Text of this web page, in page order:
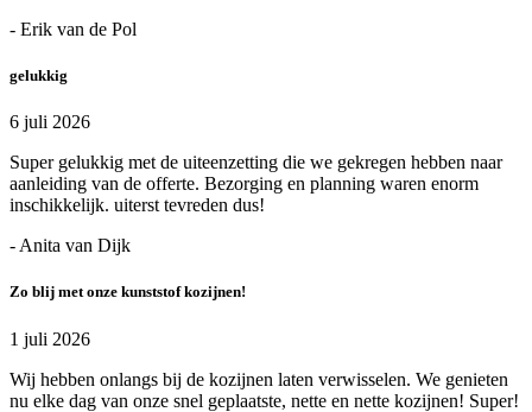
- Erik van de Pol
gelukkig
6 juli 2026
Super gelukkig met de uiteenzetting die we gekregen hebben naar
aanleiding van de offerte. Bezorging en planning waren enorm
inschikkelijk. uiterst tevreden dus!
- Anita van Dijk
Zo blij met onze kunststof kozijnen!
1 juli 2026
Wij hebben onlangs bij de kozijnen laten verwisselen. We genieten
nu elke dag van onze snel geplaatste, nette en nette kozijnen! Super!